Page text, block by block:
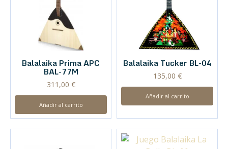
Balalaika Prima APC
BAL-77M
311,00 €
Añadir al carrito
Balalaika Tucker BL-04
135,00 €
Añadir al carrito